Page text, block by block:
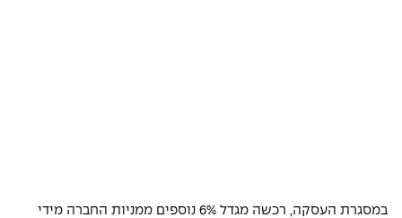
במסגרת העסקה, רכשה מגדל 6% נוספים ממניות החברה מידי